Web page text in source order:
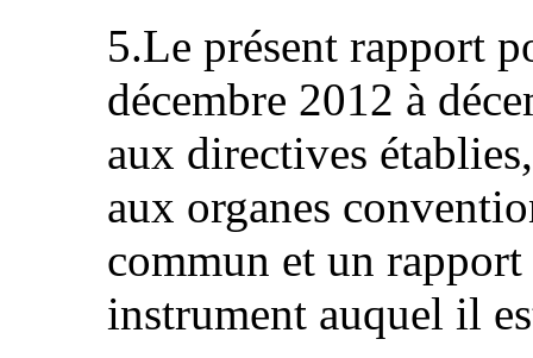
5.Le présent rapport
décembre 2012 à
aux directives
aux organes
commun et un
instrument auquel il